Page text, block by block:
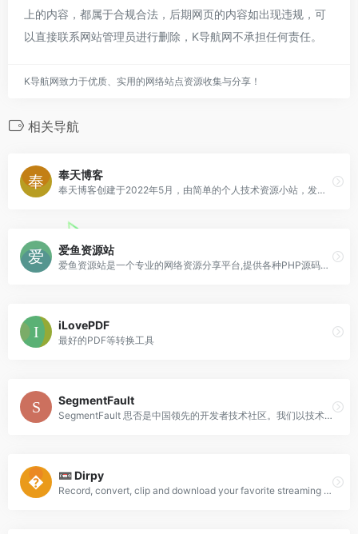
上的内容，都属于合规合法，后期网页的内容如出现违规，可
以直接联系网站管理员进行删除，K导航网不承担任何责任。
K导航网致力于优质、实用的网络站点资源收集与分享！
相关导航
奉天博客
奉天博客创建于2022年5月，由简单的个人技术资源小站，发展为综合性的文章内容博客，主要分享各类技术教程，源码，互联网，vps测评等内容。一直以来，我们都在收集
爱鱼资源站
爱鱼资源站是一个专业的网络资源分享平台,提供各种PHP源码、网站源码、游戏源码、模板插件、软件工具、网络教程、活动线报等,为中国站长提供一站式资源下载。提供海量
iLovePDF
最好的PDF等转换工具
SegmentFault
SegmentFault 思否是中国领先的开发者技术社区。我们以技术问答、技术专栏、技术课程、技术资讯为核心的产品形态，为开发者提供纯粹、高质的技术交流平台。
📼 Dirpy
Record, convert, clip and download your favorite streaming content for free!